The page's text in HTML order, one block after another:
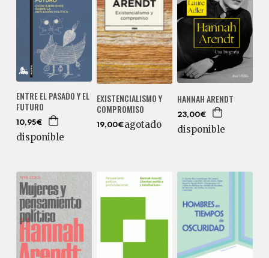
ENTRE EL PASADO Y EL
FUTURO
10,95€
disponible
EXISTENCIALISMO Y
COMPROMISO
19,00€agotado
HANNAH ARENDT
23,00€
disponible